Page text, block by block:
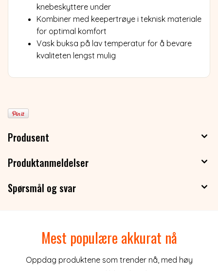
knebeskyttere under
Kombiner med keepertrøye i teknisk materiale
for optimal komfort
Vask buksa på lav temperatur for å bevare
kvaliteten lengst mulig
Produsent
Produktanmeldelser
Spørsmål og svar
Mest populære akkurat nå
Oppdag produktene som trender nå, med høy